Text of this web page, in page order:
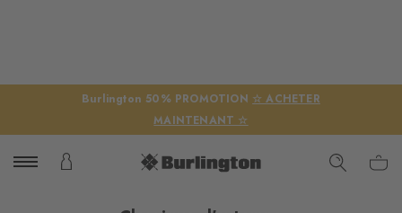
Burlington 50% PROMOTION ☆ ACHETER
MAINTENANT ☆